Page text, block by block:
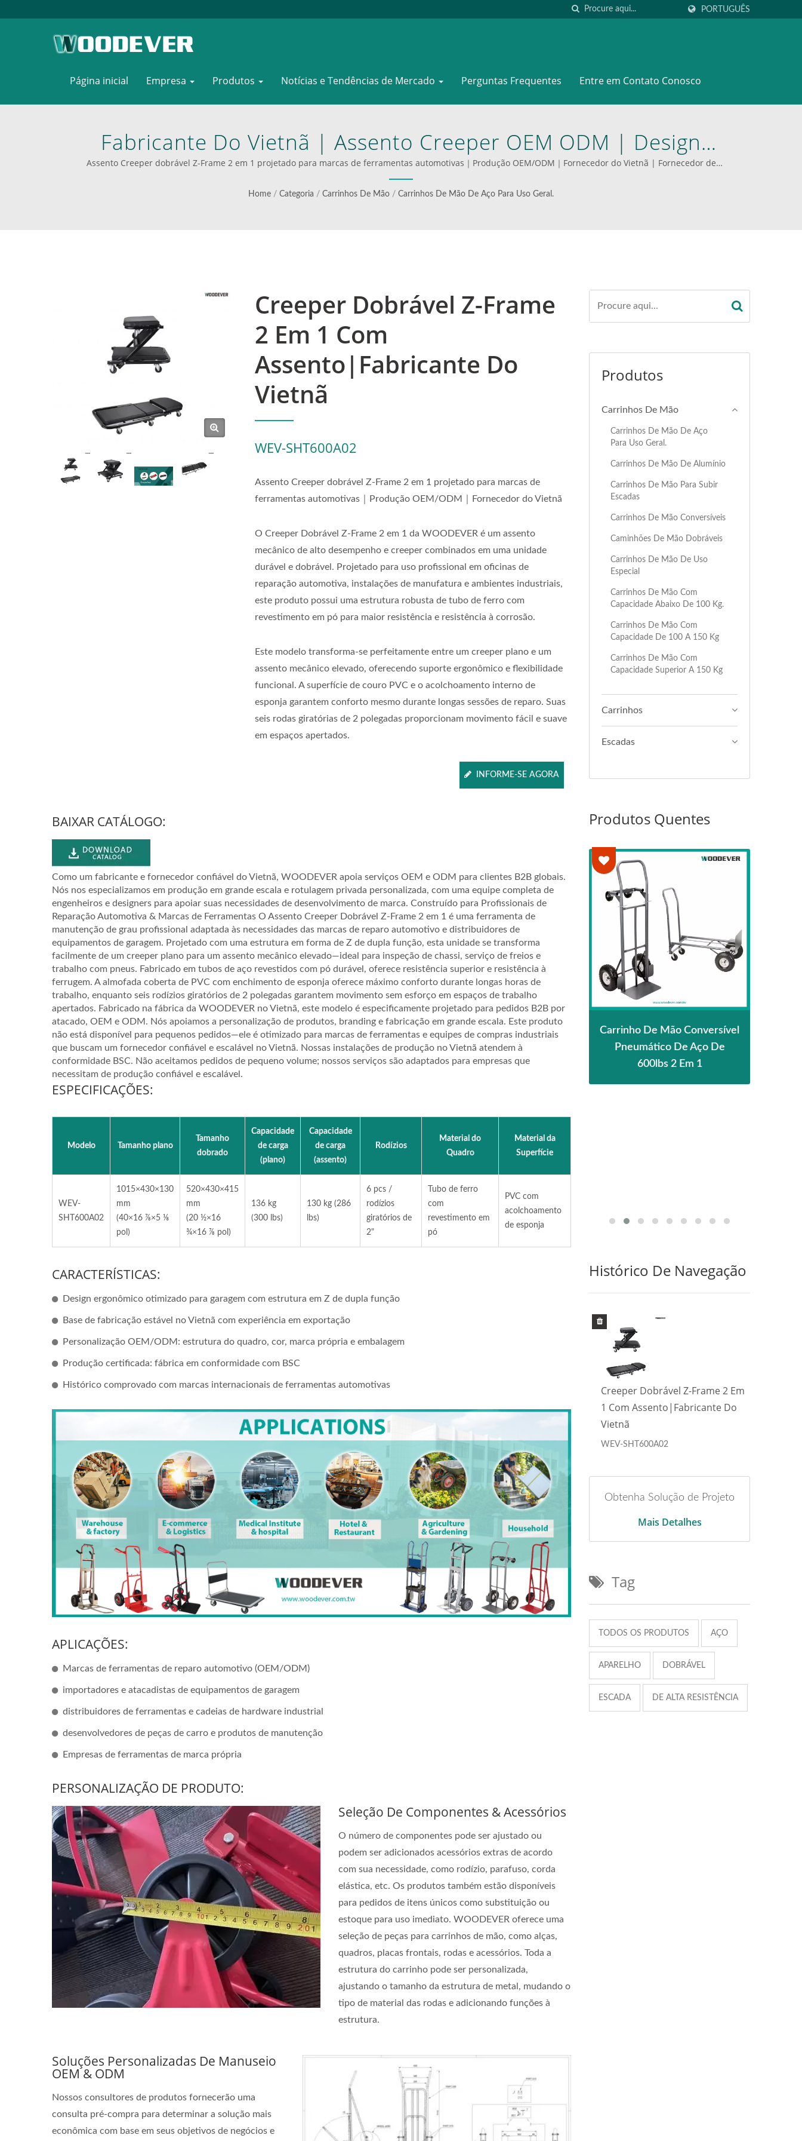
PORTUGUÊS
Página inicial Empresa Produtos Notícias e Tendências de Mercado Perguntas Frequentes Entre em Contato Conosco
Fabricante Do Vietnã | Assento Creeper OEM ODM | Design
Robusto | Fornecedor Certificado BSC | WOODEVER: Sua Fonte
Definitiva Para Escadas E Carrinhos De Aço E Alumínio
Assento Creeper dobrável Z-Frame 2 em 1 projetado para marcas de ferramentas automotivas｜Produção OEM/ODM｜Fornecedor do Vietnã | Fornecedor de
carrinhos dobráveis industriais
Home / Categoria / Carrinhos De Mão / Carrinhos De Mão De Aço Para Uso Geral.
Creeper Dobrável Z-Frame
2 Em 1 Com
Assento|Fabricante Do
Vietnã
WEV-SHT600A02
Assento Creeper dobrável Z-Frame 2 em 1 projetado para marcas de
ferramentas automotivas｜Produção OEM/ODM｜Fornecedor do Vietnã
O Creeper Dobrável Z-Frame 2 em 1 da WOODEVER é um assento
mecânico de alto desempenho e creeper combinados em uma unidade
durável e dobrável. Projetado para uso profissional em oficinas de
reparação automotiva, instalações de manufatura e ambientes industriais,
este produto possui uma estrutura robusta de tubo de ferro com
revestimento em pó para maior resistência e resistência à corrosão.
Este modelo transforma-se perfeitamente entre um creeper plano e um
assento mecânico elevado, oferecendo suporte ergonômico e flexibilidade
funcional. A superfície de couro PVC e o acolchoamento interno de
esponja garantem conforto mesmo durante longas sessões de reparo. Suas
seis rodas giratórias de 2 polegadas proporcionam movimento fácil e suave
em espaços apertados.
INFORME-SE AGORA
BAIXAR CATÁLOGO:
Como um fabricante e fornecedor confiável do Vietnã, WOODEVER apoia serviços OEM e ODM para clientes B2B globais.
Nós nos especializamos em produção em grande escala e rotulagem privada personalizada, com uma equipe completa de
engenheiros e designers para apoiar suas necessidades de desenvolvimento de marca. Construído para Profissionais de
Reparação Automotiva & Marcas de Ferramentas O Assento Creeper Dobrável Z-Frame 2 em 1 é uma ferramenta de
manutenção de grau profissional adaptada às necessidades das marcas de reparo automotivo e distribuidores de
equipamentos de garagem. Projetado com uma estrutura em forma de Z de dupla função, esta unidade se transforma
facilmente de um creeper plano para um assento mecânico elevado—ideal para inspeção de chassi, serviço de freios e
trabalho com pneus. Fabricado em tubos de aço revestidos com pó durável, oferece resistência superior e resistência à
ferrugem. A almofada coberta de PVC com enchimento de esponja oferece máximo conforto durante longas horas de
trabalho, enquanto seis rodízios giratórios de 2 polegadas garantem movimento sem esforço em espaços de trabalho
apertados. Fabricado na fábrica da WOODEVER no Vietnã, este modelo é especificamente projetado para pedidos B2B por
atacado, OEM e ODM. Nós apoiamos a personalização de produtos, branding e fabricação em grande escala. Este produto
não está disponível para pequenos pedidos—ele é otimizado para marcas de ferramentas e equipes de compras industriais
que buscam um fornecedor confiável e escalável no Vietnã. Nossas instalações de produção no Vietnã atendem à
conformidade BSC. Não aceitamos pedidos de pequeno volume; nossos serviços são adaptados para empresas que
necessitam de produção confiável e escalável.
ESPECIFICAÇÕES:
Modelo Tamanho plano
Tamanho
dobrado
Capacidade
de carga
(plano)
Capacidade
de carga
(assento)
Rodízios
Material do
Quadro
Material da
Superfície
WEV-
SHT600A02
1015×430×130
mm
(40×16 ⅞×5 ⅛
pol)
520×430×415
mm
(20 ½×16
¾×16 ⅞ pol)
136 kg
(300 lbs)
130 kg (286
lbs)
6 pcs /
rodízios
giratórios de
2"
Tubo de ferro
com
revestimento em
pó
PVC com
acolchoamento
de esponja
CARACTERÍSTICAS:
Design ergonômico otimizado para garagem com estrutura em Z de dupla função
Base de fabricação estável no Vietnã com experiência em exportação
Personalização OEM/ODM: estrutura do quadro, cor, marca própria e embalagem
Produção certificada: fábrica em conformidade com BSC
Histórico comprovado com marcas internacionais de ferramentas automotivas
APLICAÇÕES:
Marcas de ferramentas de reparo automotivo (OEM/ODM)
importadores e atacadistas de equipamentos de garagem
distribuidores de ferramentas e cadeias de hardware industrial
desenvolvedores de peças de carro e produtos de manutenção
Empresas de ferramentas de marca própria
PERSONALIZAÇÃO DE PRODUTO:
Seleção De Componentes & Acessórios
O número de componentes pode ser ajustado ou
podem ser adicionados acessórios extras de acordo
com sua necessidade, como rodízio, parafuso, corda
elástica, etc. Os produtos também estão disponíveis
para pedidos de itens únicos como substituição ou
estoque para uso imediato. WOODEVER oferece uma
seleção de peças para carrinhos de mão, como alças,
quadros, placas frontais, rodas e acessórios. Toda a
estrutura do carrinho pode ser personalizada,
ajustando o tamanho da estrutura de metal, mudando o
tipo de material das rodas e adicionando funções à
estrutura.
Soluções Personalizadas De Manuseio
OEM & ODM
Nossos consultores de produtos fornecerão uma
consulta pré-compra para determinar a solução mais
econômica com base em seus objetivos de negócios e
Produtos
Carrinhos De Mão
Carrinhos De Mão De Aço
Para Uso Geral.
Carrinhos De Mão De Alumínio
Carrinhos De Mão Para Subir
Escadas
Carrinhos De Mão Conversíveis
Caminhões De Mão Dobráveis
Carrinhos De Mão De Uso
Especial
Carrinhos De Mão Com
Capacidade Abaixo De 100 Kg.
Carrinhos De Mão Com
Capacidade De 100 A 150 Kg
Carrinhos De Mão Com
Capacidade Superior A 150 Kg
Carrinhos
Escadas
Produtos Quentes
Fornecedor De Carrinho De
Mão Leve De Aço (Carga 60
KG) - Fornecedor Profissional
De Carrinhos De Mão
OEM/ODM Personaliza
Carrinhos De Mão.
Carrinhos De Mão
Fabricante De Carrinho De
Mão De Aço Dobrável
(Capacidade De 75kg).
Caminhão De Escada
Dobrável De Aço Telescópico
Com Patins.
Carrinho De Mão Conversível
Pneumático De Aço De
600lbs 2 Em 1
Histórico De Navegação
Creeper Dobrável Z-Frame 2 Em
1 Com Assento|Fabricante Do
Vietnã
1 Com Assento|Fabricante Do
Vietnã
WEV-SHT600A02
Creeper Dobrável Z-Frame 2 Em
1 Com Assento|Fabricante Do
Vietnã
WEV-SHT600A02
Obtenha Solução de Projeto
Mais Detalhes
Tag
TODOS OS PRODUTOS AÇO
APARELHO DOBRÁVEL
ESCADA DE ALTA RESISTÊNCIA